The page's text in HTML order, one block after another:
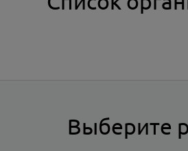
Выберите